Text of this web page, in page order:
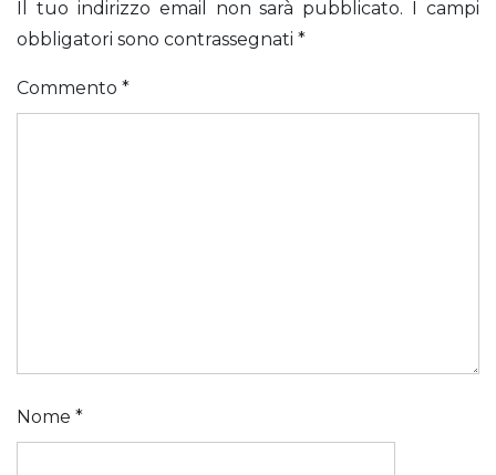
Il tuo indirizzo email non sarà pubblicato. I campi
obbligatori sono contrassegnati *
Commento *
Nome *